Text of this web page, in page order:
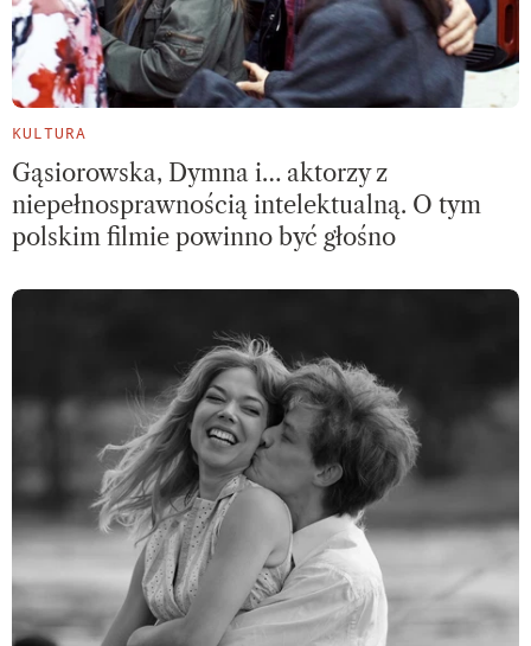
KULTURA
Gąsiorowska, Dymna i… aktorzy z
niepełnosprawnością intelektualną. O tym
polskim filmie powinno być głośno